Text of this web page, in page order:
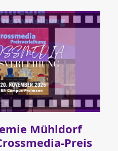
Mühldorf
Preis